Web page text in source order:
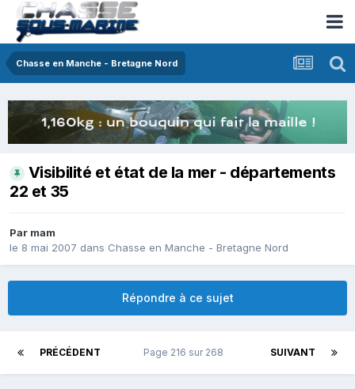
Chasse en Manche - Bretagne Nord
Visibilité et état de la mer - départements
22 et 35
Par mam
le 8 mai 2007 dans Chasse en Manche - Bretagne Nord
Répondre à ce sujet
PRÉCÉDENT SUIVANT
Page 216 sur 268